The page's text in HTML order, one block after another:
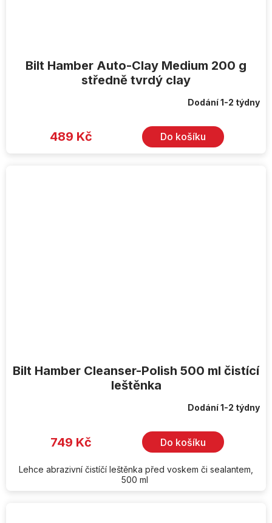
Bilt Hamber Auto-Clay Medium 200 g
středně tvrdý clay
Dodání 1-2 týdny
489 Kč Do košíku
Bilt Hamber Cleanser-Polish 500 ml čistící
leštěnka
Dodání 1-2 týdny
749 Kč Do košíku
Lehce abrazivní čistíčí leštěnka před voskem či sealantem,
500 ml